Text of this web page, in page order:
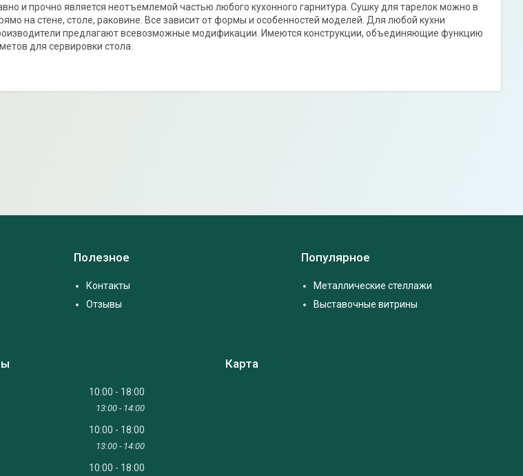
и прочно является неотъемлемой частью любого кухонного гарнитура. Сушку для тарелок можно в
на стене, столе, раковине. Все зависит от формы и особенностей моделей. Для любой кухни
предлагают всевозможные модификации. Имеются конструкции, объединяющие функцию
для сервировки стола.
Полезное
Контакты
Отзывы
Популярное
Металлические стеллажи
Выставочные витрины
10:00 18:00
13:00 14:00
10:00 18:00
13:00 14:00
10:00 18:00
Карта